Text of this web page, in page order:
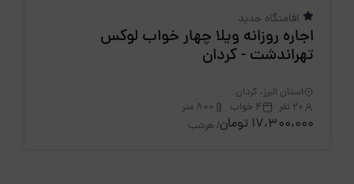
اقامتگاه جدید
اجاره روزانه ویلا چهار خواب لوکس
تهراندشت - کردان
استان البرز، کردان
20 نفر
4 خواب 800 متر
17،300،000 تومان / هرشب